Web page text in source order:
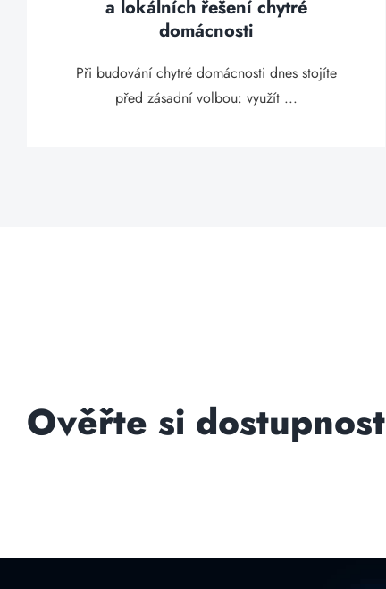
a lokálních řešení chytré
domácnosti
Při budování chytré domácnosti dnes stojíte
před zásadní volbou: využít ...
Ověřte si dostupnost